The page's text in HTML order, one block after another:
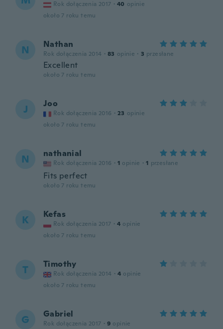
Rok dołączenia 2017 · 40 opinie
około 7 roku temu
N Nathan
Rok dołączenia 2014 · 83 opinie · 3 przesłane
Excellent
około 7 roku temu
J Joo
Rok dołączenia 2016 · 23 opinie
około 7 roku temu
N nathanial
Rok dołączenia 2016 · 1 opinie · 1 przesłane
Fits perfect
około 7 roku temu
K Kefas
Rok dołączenia 2017 · 4 opinie
około 7 roku temu
T Timothy
Rok dołączenia 2014 · 4 opinie
około 7 roku temu
G Gabriel
Rok dołączenia 2017 · 9 opinie